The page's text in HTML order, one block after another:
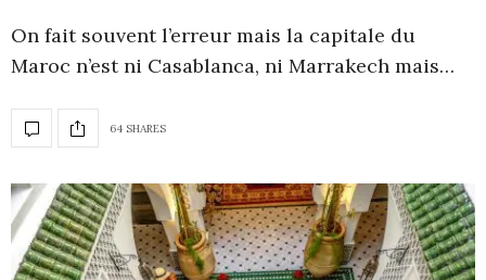
On fait souvent l’erreur mais la capitale du
Maroc n’est ni Casablanca, ni Marrakech mais…
64 SHARES